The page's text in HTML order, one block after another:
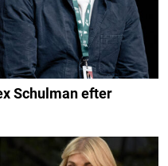
Schulman efter